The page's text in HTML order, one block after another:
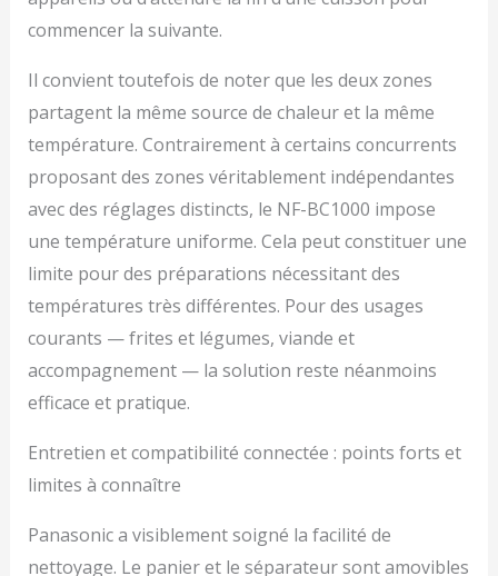
commencer la suivante.
Il convient toutefois de noter que les deux zones
partagent la même source de chaleur et la même
température. Contrairement à certains concurrents
proposant des zones véritablement indépendantes
avec des réglages distincts, le NF-BC1000 impose
une température uniforme. Cela peut constituer une
limite pour des préparations nécessitant des
températures très différentes. Pour des usages
courants — frites et légumes, viande et
accompagnement — la solution reste néanmoins
efficace et pratique.
Entretien et compatibilité connectée : points forts et
limites à connaître
Panasonic a visiblement soigné la facilité de
nettoyage. Le panier et le séparateur sont amovibles